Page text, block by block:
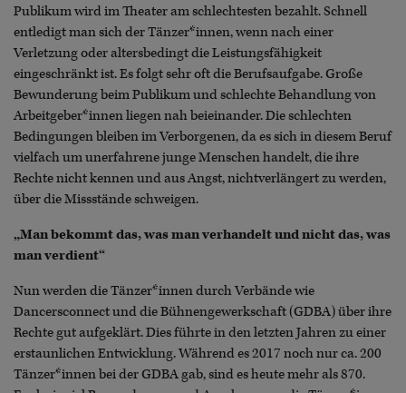
Publikum wird im Theater am schlechtesten bezahlt. Schnell
entledigt man sich der Tänzer*innen, wenn nach einer
Verletzung oder altersbedingt die Leistungsfähigkeit
eingeschränkt ist. Es folgt sehr oft die Berufsaufgabe. Große
Bewunderung beim Publikum und schlechte Behandlung von
Arbeitgeber*innen liegen nah beieinander. Die schlechten
Bedingungen bleiben im Verborgenen, da es sich in diesem Beruf
vielfach um unerfahrene junge Menschen handelt, die ihre
Rechte nicht kennen und aus Angst, nichtverlängert zu werden,
über die Missstände schweigen.
„Man bekommt das, was man verhandelt und nicht das, was
man verdient“
Nun werden die Tänzer*innen durch Verbände wie
Dancersconnect und die Bühnengewerkschaft (GDBA) über ihre
Rechte gut aufgeklärt. Dies führte in den letzten Jahren zu einer
erstaunlichen Entwicklung. Während es 2017 noch nur ca. 200
Tänzer*innen bei der GDBA gab, sind es heute mehr als 870.